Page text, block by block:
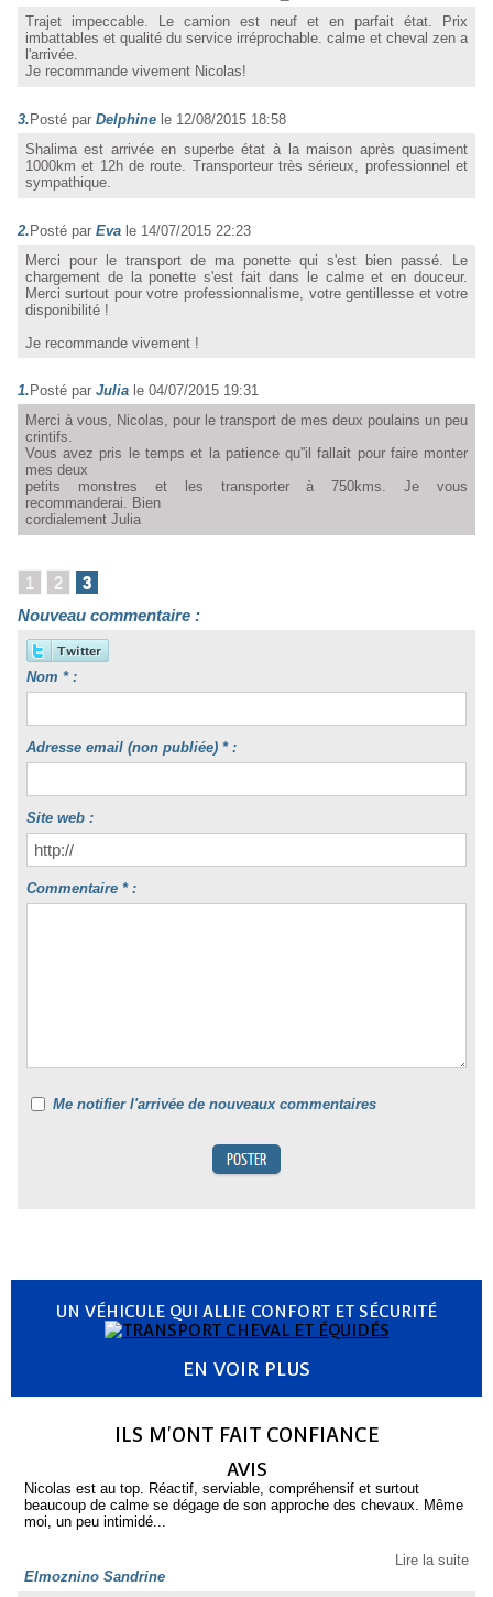
Trajet impeccable. Le camion est neuf et en parfait état. Prix
imbattables et qualité du service irréprochable. calme et cheval zen a
l'arrivée.
Je recommande vivement Nicolas!
3. Posté par Delphine le 12/08/2015 18:58
Shalima est arrivée en superbe état à la maison après quasiment
1000km et 12h de route. Transporteur très sérieux, professionnel et
sympathique.
2.Posté par Eva le 14/07/2015 22:23
Merci pour le transport de ma ponette qui s'est bien passé. Le
chargement de la ponette s'est fait dans le calme et en douceur.
Merci surtout pour votre professionnalisme, votre gentillesse et votre
disponibilité !
Je recommande vivement !
1. Posté par Julia le 04/07/2015 19:31
Merci à vous, Nicolas, pour le transport de mes deux poulains un peu
crintifs.
Vous avez pris le temps et la patience qu''il fallait pour faire monter
mes deux
petits monstres et les transporter à 750kms. Je vous
recommanderai. Bien
cordialement Julia
1 2
3
Nouveau commentaire :
Nom * :
Adresse email (non publiée) * :
Site web :
Commentaire * :
Me notifier l'arrivée de nouveaux commentaires
UN VÉHICULE QUI ALLIE CONFORT ET SÉCURITÉ
EN VOIR PLUS
ILS M'ONT FAIT CONFIANCE
AVIS
Nicolas est au top. Réactif, serviable, compréhensif et surtout
beaucoup de calme se dégage de son approche des chevaux. Même
moi, un peu intimidé...
Lire la suite
Elmoznino Sandrine